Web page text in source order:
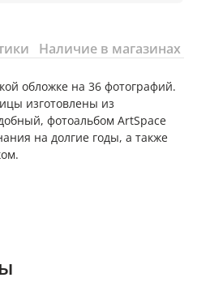
Наличие в магазинах
обложке на 36 фотографий.
изготовлены из
фотоальбом ArtSpace
на долгие годы, а также